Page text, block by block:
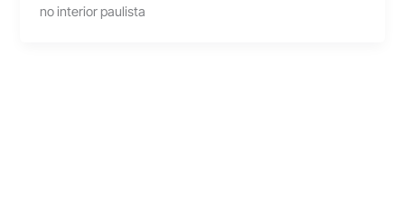
no interior paulista